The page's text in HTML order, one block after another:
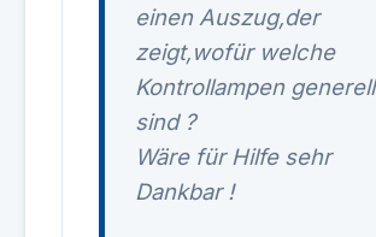
einen Auszug,der
zeigt,wofür welche
Kontrollampen generell
sind ?
Wäre für Hilfe sehr
Dankbar !